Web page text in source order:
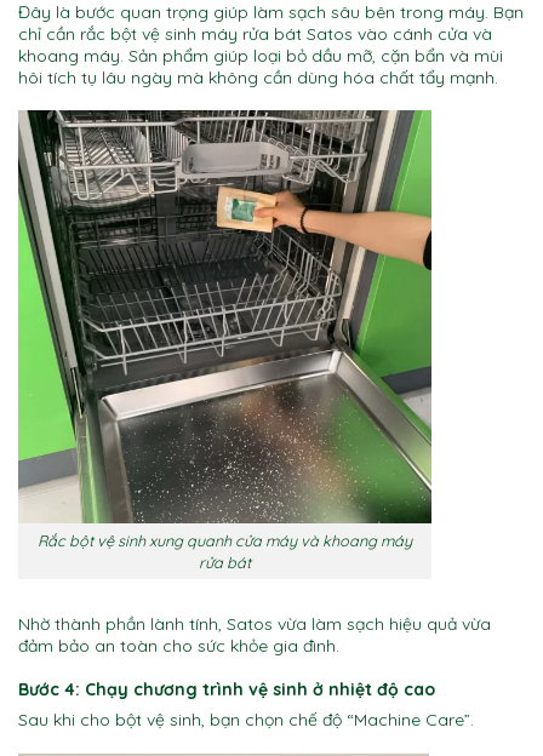
Đây là bước quan trọng giúp làm sạch sâu bên trong máy. Bạn
chỉ cần rắc bột vệ sinh máy rửa bát Satos vào cánh cửa và
khoang máy. Sản phẩm giúp loại bỏ dầu mỡ, cặn bẩn và mùi
hôi tích tụ lâu ngày mà không cần dùng hóa chất tẩy mạnh.
Rắc bột vệ sinh xung quanh cửa máy và khoang máy
rửa bát
Nhờ thành phần lành tính, Satos vừa làm sạch hiệu quả vừa
đảm bảo an toàn cho sức khỏe gia đình.
Bước 4: Chạy chương trình vệ sinh ở nhiệt độ cao
Sau khi cho bột vệ sinh, bạn chọn chế độ “Machine Care”.